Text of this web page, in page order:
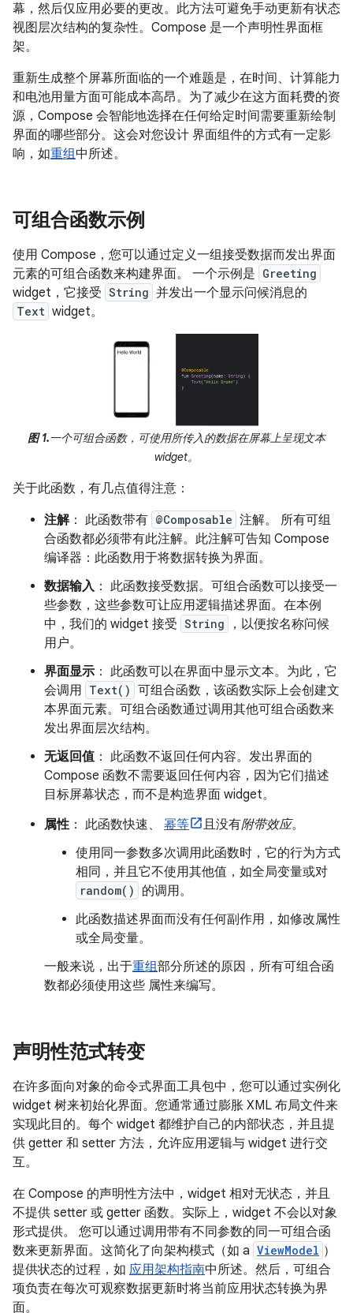
幕，然后仅应用必要的更改。此方法可避免手动更新有状态
视图层次结构的复杂性。Compose 是一个声明性界面框
架。
重新生成整个屏幕所面临的一个难题是，在时间、计算能力
和电池用量方面可能成本高昂。为了减少在这方面耗费的资
源，Compose 会智能地选择在任何给定时间需要重新绘制
界面的哪些部分。这会对您设计 界面组件的方式有一定影
响，如重组中所述。
可组合函数示例
使用 Compose，您可以通过定义一组接受数据而发出界面
元素的可组合函数来构建界面。 一个示例是 Greeting
widget，它接受 String 并发出一个显示问候消息的
Text widget。
图 1.一个可组合函数，可使用所传入的数据在屏幕上呈现文本
widget。
关于此函数，有几点值得注意：
注解： 此函数带有 @Composable 注解。 所有可组
合函数都必须带有此注解。此注解可告知 Compose
编译器：此函数用于将数据转换为界面。
数据输入： 此函数接受数据。可组合函数可以接受一
些参数，这些参数可让应用逻辑描述界面。在本例
中，我们的 widget 接受 String
，以便按名称问候
用户。
界面显示 ： 此函数可以在界面中显示文本。为此，它
会调用 Text() 可组合函数，该函数实际上会创建文
本界面元素。可组合函数通过调用其他可组合函数来
发出界面层次结构。
无返回值： 此函数不返回任何内容。发出界面的
Compose 函数不需要返回任何内容，因为它们描述
目标屏幕状态，而不是构造界面 widget。
属性： 此函数快速、 幂等 且没有附带效应。
使用同一参数多次调用此函数时，它的行为方式
相同，并且它不使用其他值，如全局变量或对
random()
的调用。
此函数描述界面而没有任何副作用，如修改属性
或全局变量。
一般来说，出于重组部分所述的原因，所有可组合函
数都必须使用这些 属性来编写。
声明性范式转变
在许多面向对象的命令式界面工具包中，您可以通过实例化
widget 树来初始化界面。您通常通过膨胀 XML 布局文件来
实现此目的。每个 widget 都维护自己的内部状态，并且提
供 getter 和 setter 方法，允许应用逻辑与 widget 进行交
互。
在 Compose 的声明性方法中，widget 相对无状态，并且
不提供 setter 或 getter 函数。实际上，widget 不会以对象
形式提供。 您可以通过调用带有不同参数的同一可组合函
数来更新界面。这简化了向架构模式（如 a ViewModel ）
提供状态的过程，如 应用架构指南中所述。然后，可组合
项负责在每次可观察数据更新时将当前应用状态转换为界
面。